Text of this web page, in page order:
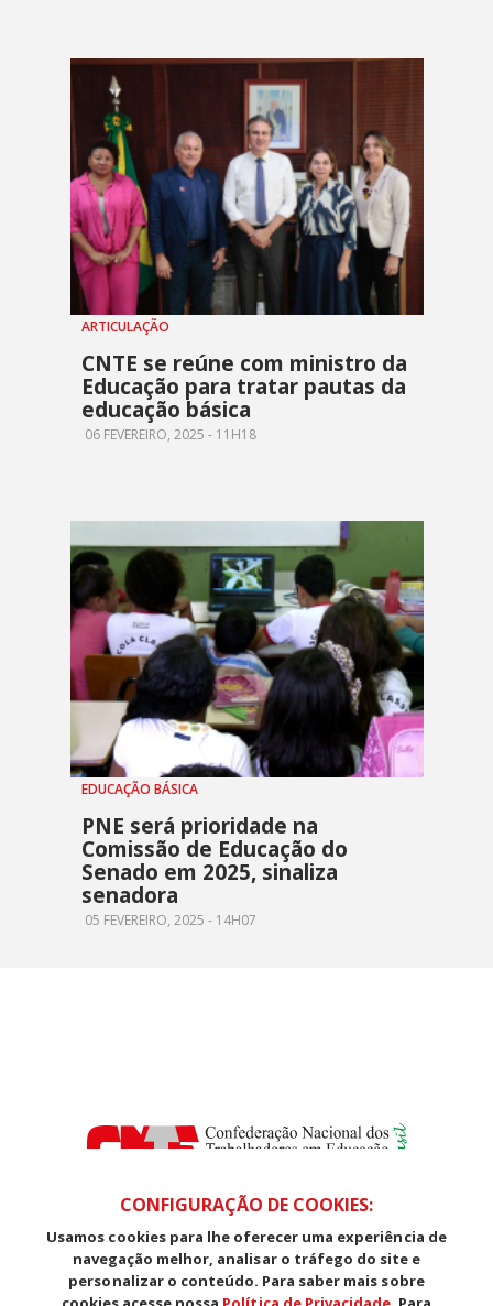
ARTICULAÇÃO
CNTE se reúne com ministro da
Educação para tratar pautas da
educação básica
06 FEVEREIRO, 2025 - 11H18
EDUCAÇÃO BÁSICA
PNE será prioridade na
Comissão de Educação do
Senado em 2025, sinaliza
senadora
05 FEVEREIRO, 2025 - 14H07
SDS, Edifício Venâncio III, Salas 101/106
CEP: 70393-902 - Brasília - DF
Telefone (61) 3225-1003 - E-mail cnte@cnte.org.br
CONFIGURAÇÃO DE COOKIES:
Usamos cookies para lhe oferecer uma experiência de
navegação melhor, analisar o tráfego do site e
personalizar o conteúdo. Para saber mais sobre